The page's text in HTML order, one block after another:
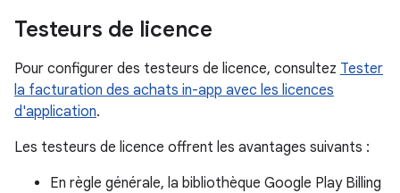
Testeurs de licence
Pour configurer des testeurs de licence, consultez Tester
la facturation des achats in-app avec les licences
d'application.
Les testeurs de licence offrent les avantages suivants :
En règle générale, la bibliothèque Google Play Billing